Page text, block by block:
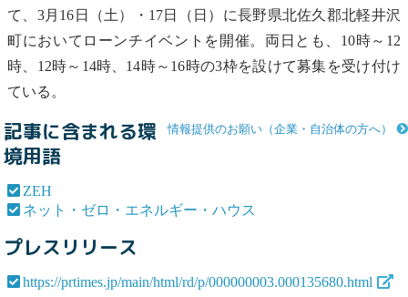
て、3月16日（土）・17日（日）に長野県北佐久郡北軽井沢
町においてローンチイベントを開催。両日とも、10時～12
時、12時～14時、14時～16時の3枠を設けて募集を受け付け
ている。
情報提供のお願い（企業・自治体の方へ）
記事に含まれる環
境用語
ZEH
ネット・ゼロ・エネルギー・ハウス
プレスリリース
https://prtimes.jp/main/html/rd/p/000000003.000135680.html